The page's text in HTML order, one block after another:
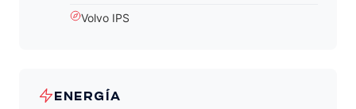
Volvo IPS
ENERGÍA